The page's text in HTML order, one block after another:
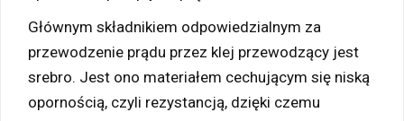
Głównym składnikiem odpowiedzialnym za
przewodzenie prądu przez klej przewodzący jest
srebro. Jest ono materiałem cechującym się niską
opornością, czyli rezystancją, dzięki czemu